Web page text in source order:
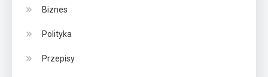
Biznes
Polityka
Przepisy